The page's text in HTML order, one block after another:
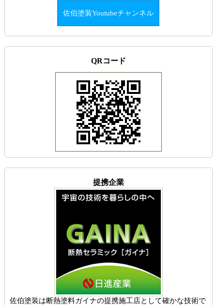
佐伯塗装Youtubeチャンネル
QRコード
提携企業
佐伯塗装は断熱塗料ガイナの提携施工店として確かな技術で